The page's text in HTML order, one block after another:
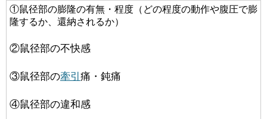
①鼠径部の膨隆の有無・程度（どの程度の動作や腹圧で膨
隆するか、還納されるか）
②鼠径部の不快感
③鼠径部の牽引 痛・鈍痛
④鼠径部の違和感